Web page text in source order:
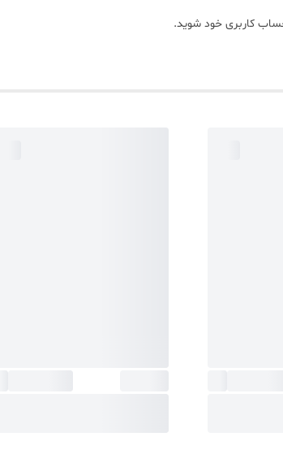
کاربری خود شوید.